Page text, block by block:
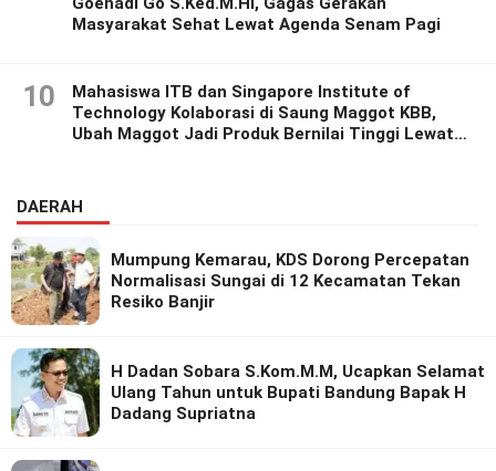
Masyarakat Sehat Lewat Agenda Senam Pagi
10
Mahasiswa ITB dan Singapore Institute of
Technology Kolaborasi di Saung Maggot KBB,
Ubah Maggot Jadi Produk Bernilai Tinggi Lewat
DAERAH
Mumpung Kemarau, KDS Dorong Percepatan
Normalisasi Sungai di 12 Kecamatan Tekan
Resiko Banjir
H Dadan Sobara S.Kom.M.M, Ucapkan Selamat
Ulang Tahun untuk Bupati Bandung Bapak H
Dadang Supriatna